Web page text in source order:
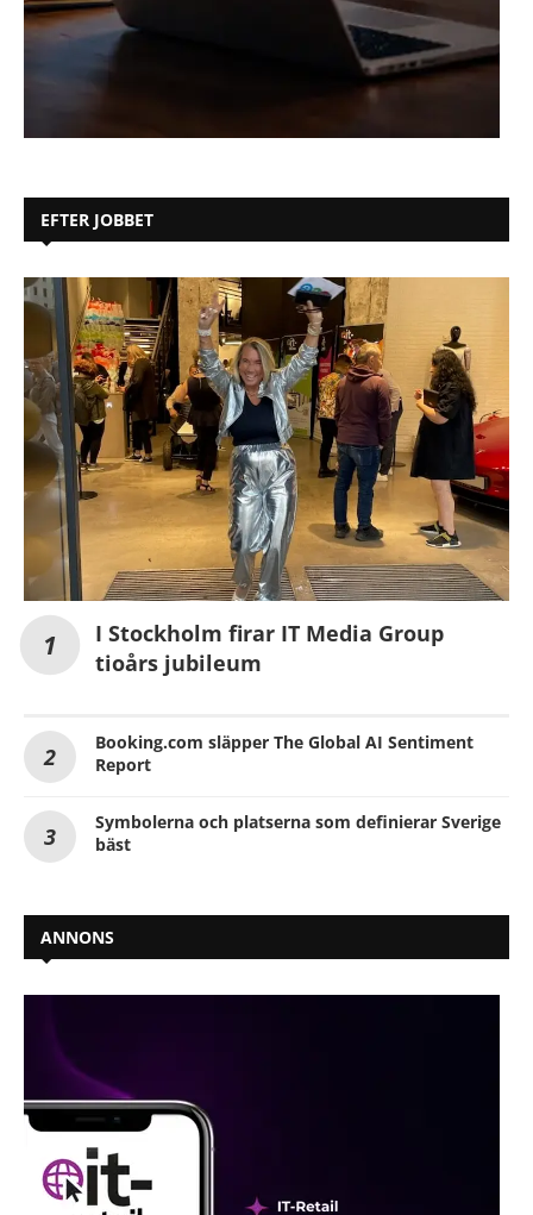
EFTER JOBBET
I Stockholm firar IT Media Group
tioårs jubileum
Booking.com släpper The Global AI Sentiment
Report
Symbolerna och platserna som definierar Sverige
bäst
ANNONS